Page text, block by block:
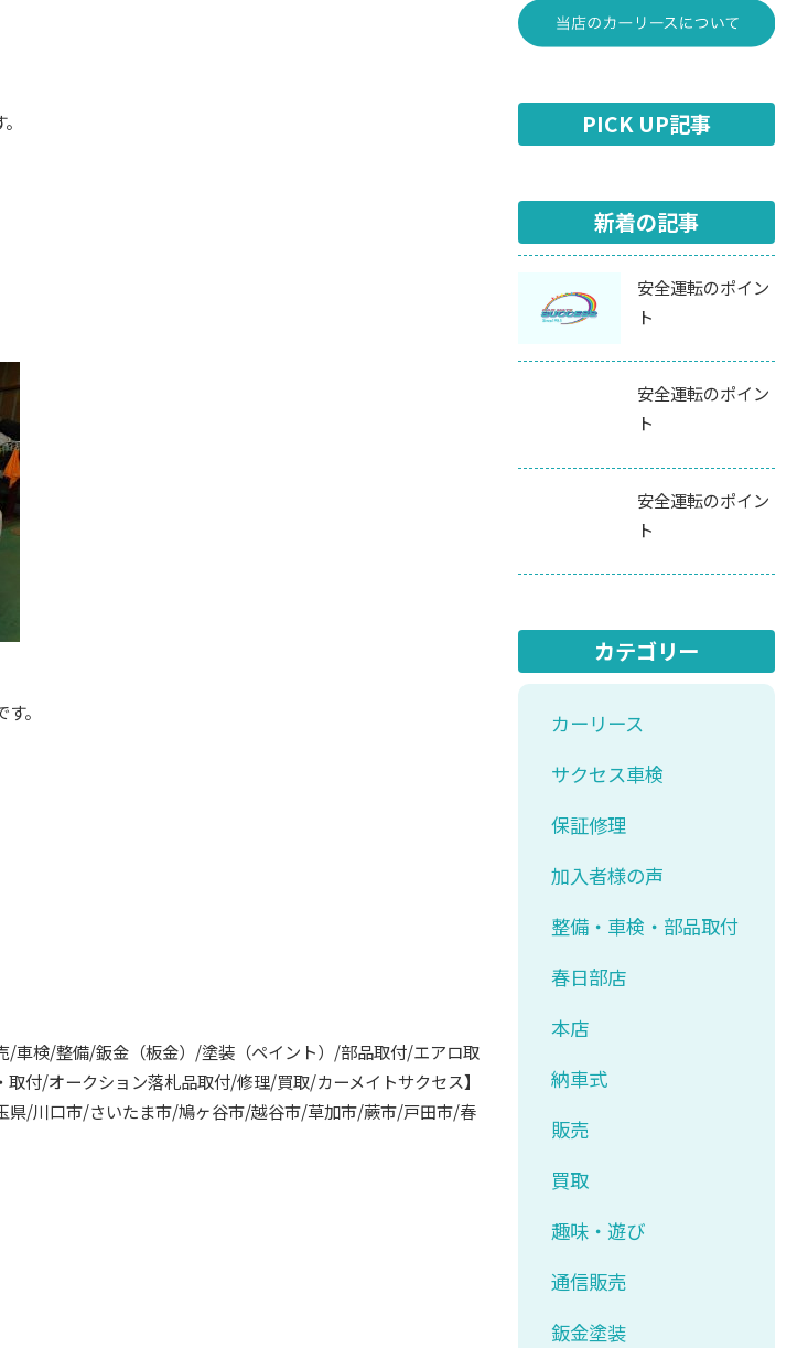
。
車検/整備/鈑金（板金）/塗装（ペイント）/部品取付/エアロ取
付/オークション落札品取付/修理/買取/カーメイトサクセス】
/川口市/さいたま市/鳩ヶ谷市/越谷市/草加市/蕨市/戸田市/春
PICK UP記事
新着の記事
安全運転のポイン
ト
安全運転のポイン
ト
安全運転のポイン
ト
カテゴリー
カーリース
サクセス車検
保証修理
加入者様の声
整備・車検・部品取付
春日部店
本店
納車式
販売
買取
趣味・遊び
通信販売
鈑金塗装